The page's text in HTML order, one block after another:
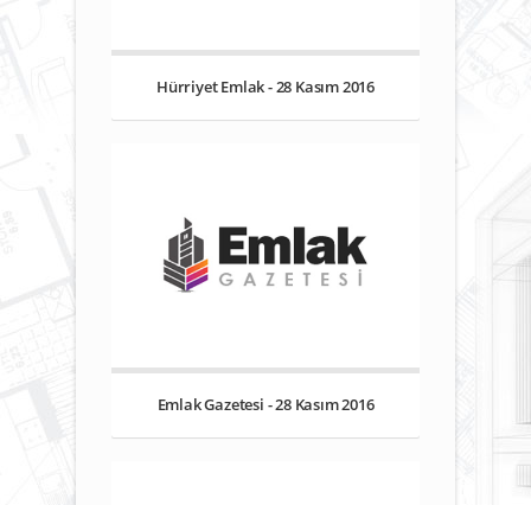
Hürriyet Emlak - 28 Kasım 2016
Emlak Gazetesi - 28 Kasım 2016